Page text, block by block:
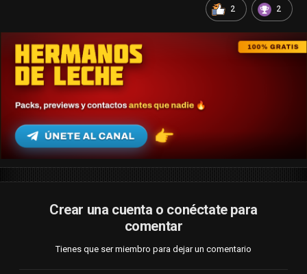
2 2
Crear una cuenta o conéctate para
comentar
Tienes que ser miembro para dejar un comentario